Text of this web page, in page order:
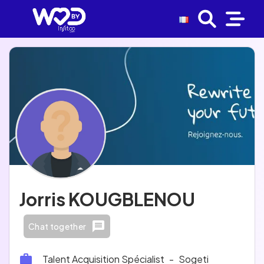
Jorris KOUGBLENOU
Chat together
Talent Acquisition Spécialist - Sogeti